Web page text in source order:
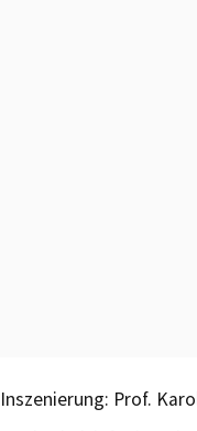
Inszenierung: Prof.